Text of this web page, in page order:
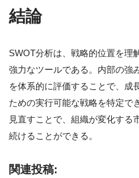
結論
SWOT分析は、戦略的位置を理
強力なツールである。内部の強
を体系的に評価することで、成
ための実行可能な戦略を特定で
見直すことで、組織が変化する
続けることができる。
関連投稿: